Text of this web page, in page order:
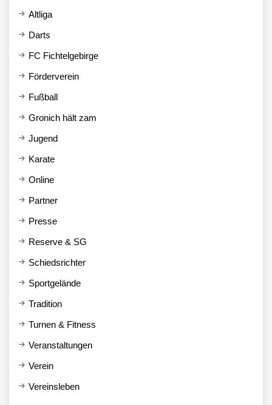
Altliga
Darts
FC Fichtelgebirge
Förderverein
Fußball
Gronich hält zam
Jugend
Karate
Online
Partner
Presse
Reserve & SG
Schiedsrichter
Sportgelände
Tradition
Turnen & Fitness
Veranstaltungen
Verein
Vereinsleben